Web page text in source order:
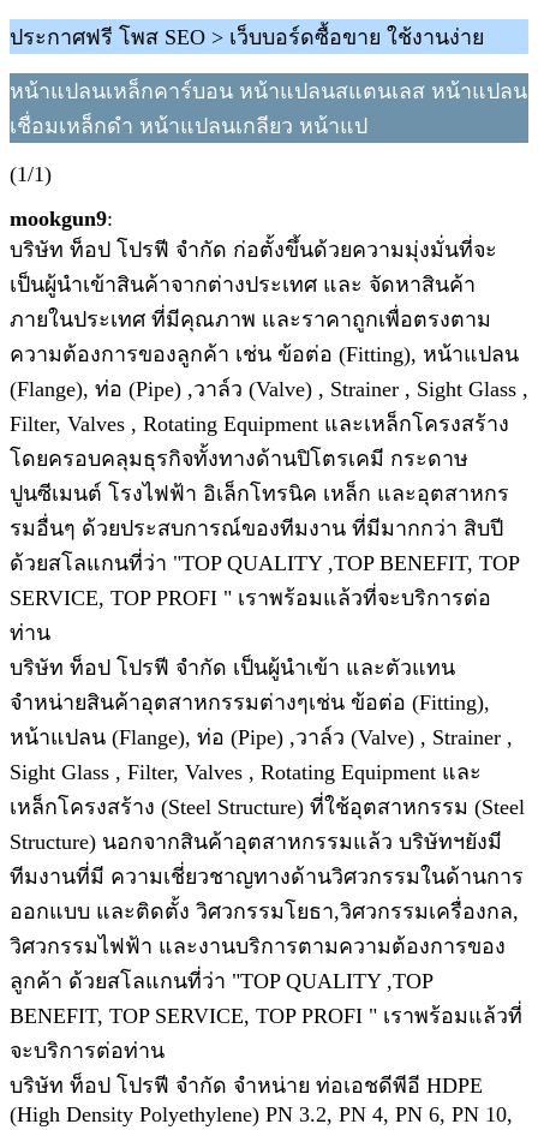
ประกาศฟรี โพส SEO > เว็บบอร์ดซื้อขาย ใช้งานง่าย
หน้าแปลนเหล็กคาร์บอน หน้าแปลนสแตนเลส หน้าแปลน
เชื่อมเหล็กดำ หน้าแปลนเกลียว หน้าแป
(1/1)
mookgun9:
บริษัท ท็อป โปรฟี จำกัด ก่อตั้งขึ้นด้วยความมุ่งมั่นที่จะ
เป็นผู้นำเข้าสินค้าจากต่างประเทศ และ จัดหาสินค้า
ภายในประเทศ ที่มีคุณภาพ และราคาถูกเพื่อตรงตาม
ความต้องการของลูกค้า เช่น ข้อต่อ (Fitting), หน้าแปลน
(Flange), ท่อ (Pipe) ,วาล์ว (Valve) , Strainer , Sight Glass ,
Filter, Valves , Rotating Equipment และเหล็กโครงสร้าง
โดยครอบคลุมธุรกิจทั้งทางด้านปิโตรเคมี กระดาษ
ปูนซีเมนต์ โรงไฟฟ้า อิเล็กโทรนิค เหล็ก และอุตสาหกร
รมอื่นๆ ด้วยประสบการณ์ของทีมงาน ที่มีมากกว่า สิบปี
ด้วยสโลแกนที่ว่า "TOP QUALITY ,TOP BENEFIT, TOP
SERVICE, TOP PROFI " เราพร้อมแล้วที่จะบริการต่อ
ท่าน
บริษัท ท็อป โปรฟี จำกัด เป็นผู้นำเข้า และตัวแทน
จำหน่ายสินค้าอุตสาหกรรมต่างๆเช่น ข้อต่อ (Fitting),
หน้าแปลน (Flange), ท่อ (Pipe) ,วาล์ว (Valve) , Strainer ,
Sight Glass , Filter, Valves , Rotating Equipment และ
เหล็กโครงสร้าง (Steel Structure) ที่ใช้อุตสาหกรรม (Steel
Structure) นอกจากสินค้าอุตสาหกรรมแล้ว บริษัทฯยังมี
ทีมงานที่มี ความเชี่ยวชาญทางด้านวิศวกรรมในด้านการ
ออกแบบ และติดตั้ง วิศวกรรมโยธา,วิศวกรรมเครื่องกล,
วิศวกรรมไฟฟ้า และงานบริการตามความต้องการของ
ลูกค้า ด้วยสโลแกนที่ว่า "TOP QUALITY ,TOP
BENEFIT, TOP SERVICE, TOP PROFI " เราพร้อมแล้วที่
จะบริการต่อท่าน
บริษัท ท็อป โปรฟี จำกัด จำหน่าย ท่อเอชดีพีอี HDPE
(High Density Polyethylene) PN 3.2, PN 4, PN 6, PN 10,